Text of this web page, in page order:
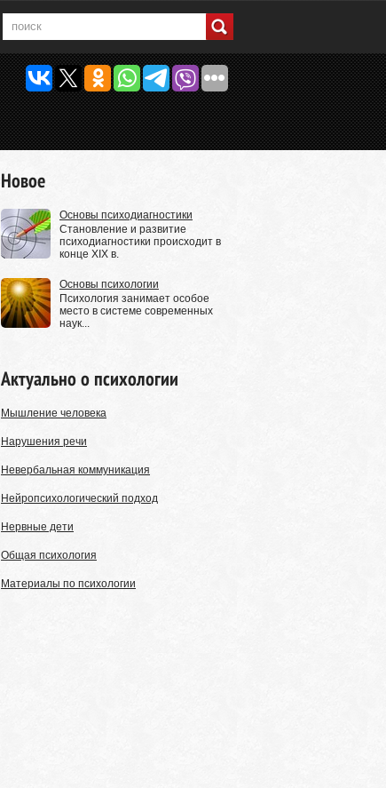
Новое
Основы психодиагностики
Становление и развитие
психодиагностики происходит в
конце XIX в.
Основы психологии
Психология занимает особое
место в системе современных
наук...
Актуально о психологии
Мышление человека
Нарушения речи
Невербальная коммуникация
Нейропсихологический подход
Нервные дети
Общая психология
Материалы по психологии